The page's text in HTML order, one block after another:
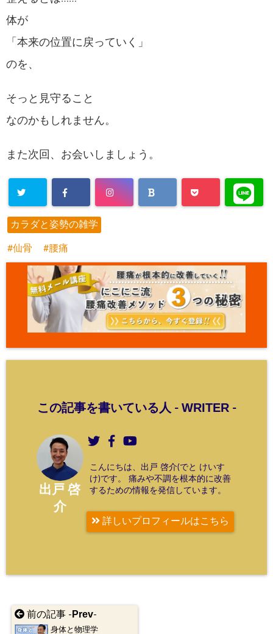
体が
「本来の位置に戻っていく」
のを、
そっと見守ること
なのかもしれません。
また次回、お会いしましょう。
カラダと姿勢の雑学
仙骨 腰痛
この記事を書いている人 - WRITER-
出戸 啓
介
こんにちは、出戸 啓介(でと けいす
け)です。 痛みや不調を根本的に改善
するための情報を発信しています。
詳しいプロフィールはこちら
前の記事 - Prev-
身体と物理学